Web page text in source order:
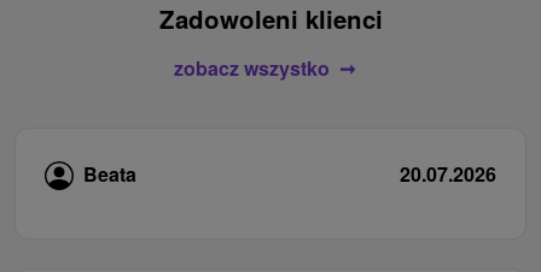
Zadowoleni klienci
zobacz wszystko
Beata 20.07.2026